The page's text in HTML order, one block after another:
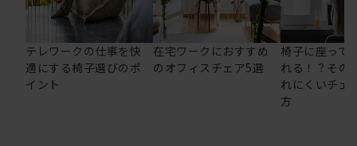
テレワークの仕事を快
適にする椅子選びのポ
イント
在宅ワークにおすすめ
のオフィスチェア5選
椅子に座って
れる！？その
れにくいチェ
方